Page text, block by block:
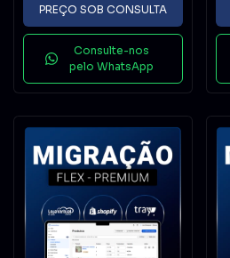
PREÇO SOB CONSULTA
Consulte-nos
pelo WhatsApp